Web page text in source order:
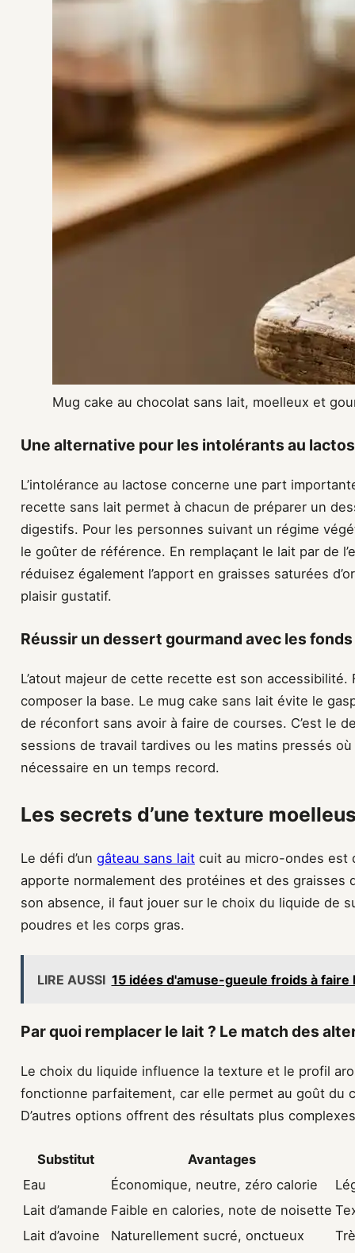
Mug cake au chocolat sans lait, moelleux et
Une alternative pour les intolérants au
L’intolérance au lactose concerne une part
recette sans lait permet à chacun de préparer un
digestifs. Pour les personnes suivant un régime
le goûter de référence. En remplaçant le lait par de
réduisez également l’apport en graisses saturées
plaisir gustatif.
Réussir un dessert gourmand avec les
L’atout majeur de cette recette est son
composer la base. Le mug cake sans lait évite le
de réconfort sans avoir à faire de courses. C’est le
sessions de travail tardives ou les matins pressés
nécessaire en un temps record.
Les secrets d’une texture
Le défi d’un gâteau sans lait cuit au micro-ondes est
apporte normalement des protéines et des graisses
son absence, il faut jouer sur le choix du liquide de
poudres et les corps gras.
LIRE AUSSI 15 idées d'amuse-gueule froids à faire
Par quoi remplacer le lait ? Le match des
Le choix du liquide influence la texture et le profil
fonctionne parfaitement, car elle permet au goût du
D’autres options offrent des résultats plus
Substitut
Avantages
Eau
Économique, neutre, zéro calorie
Lait d’amande Faible en calories, note de noisette
Lait d’avoine
Naturellement sucré, onctueux